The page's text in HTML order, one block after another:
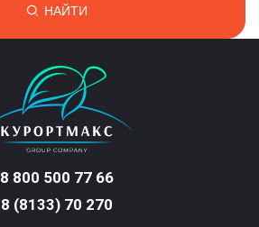
НАЙТИ
8 800 500 77 66
8 (8133) 70 270